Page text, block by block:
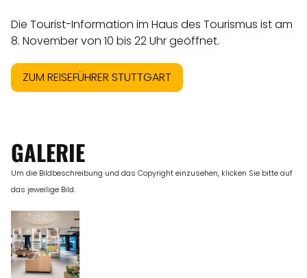
Die Tourist-Information im Haus des Tourismus ist am
8. November von 10 bis 22 Uhr geöffnet.
ZUM REISEFÜHRER STUTTGART
GALERIE
Um die Bildbeschreibung und das Copyright einzusehen, klicken Sie bitte auf
das jeweilige Bild.